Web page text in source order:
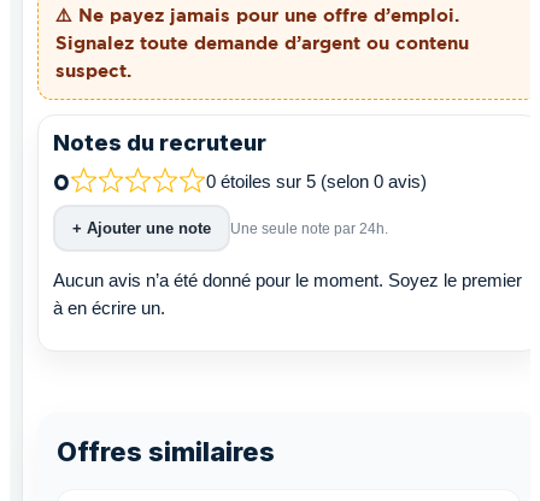
⚠️ Ne payez jamais pour une offre d’emploi.
Signalez toute demande d’argent ou contenu
suspect.
Notes du recruteur
0 0 étoiles sur 5 (selon 0 avis)
+ Ajouter une note Une seule note par 24h.
Aucun avis n’a été donné pour le moment. Soyez le premier
à en écrire un.
Offres similaires